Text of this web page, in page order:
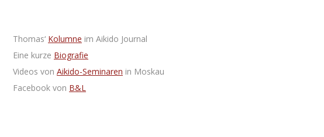
Thomas‘ Kolumne im Aikido Journal
Eine kurze Biografie
Videos von Aikido-Seminaren in Moskau
Facebook von B&L